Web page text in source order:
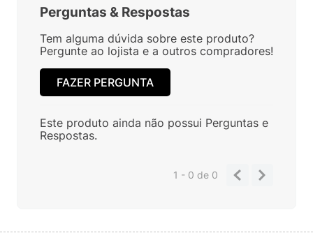
Perguntas & Respostas
Tem alguma dúvida sobre este produto?
Pergunte ao lojista e a outros compradores!
FAZER PERGUNTA
Este produto ainda não possui Perguntas e
Respostas.
1 - 0de 0